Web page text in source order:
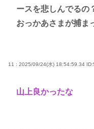
ースを悲しんでるの
おっかあさまが捕ま
11 : 2025/09/24(水) 18:54:59.34
山上良かったな